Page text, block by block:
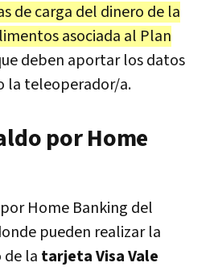
de carga del dinero de la
asociada al Plan
deben aportar los datos
la teleoperador/a.
por Home
Home Banking del
pueden realizar la
la tarjeta Visa Vale